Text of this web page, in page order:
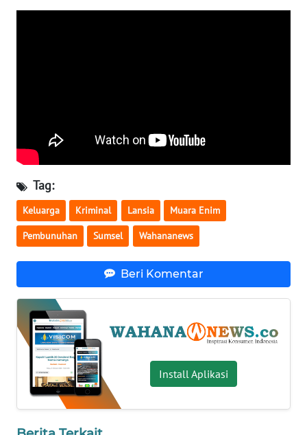
Tag:
Keluarga Kriminal Lansia Muara Enim
Pembunuhan Sumsel Wahananews
Beri Komentar
Install Aplikasi
KARIR
DISCLAIMER
Regional
WN
SUMUT
WN
JAKARTA